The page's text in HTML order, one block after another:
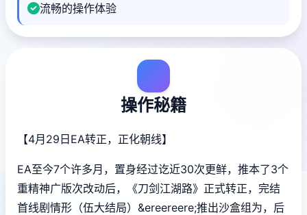
流畅的操作体验
操作秘籍
【4月29日EA转正，正化朝线】
EA至今7个许多月，置身经过讫近30次更鲜，推本了3个
重精神广版次改动后，《刀剑江湖路》正式转正，完结
首线剧情形（伍大结局）&ereereere;推出沙盒组为，后